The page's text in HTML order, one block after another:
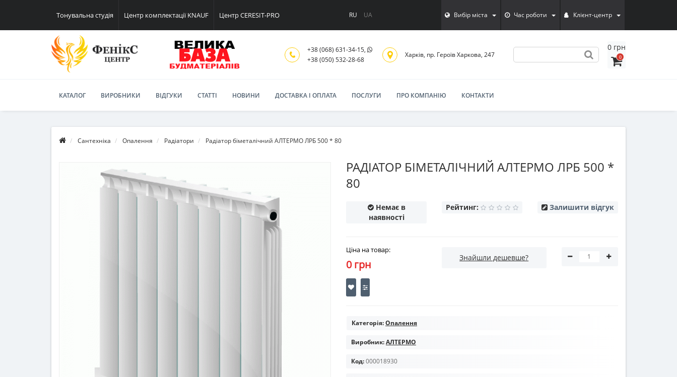
Тонувальна студія Центр комплектації KNAUF Центр CERESIT-PRO RU UA Вибір міста Час роботи Клієнт-центр
+38 (068) 631-34-15,
+38 (050) 532-28-68
Харків, пр. Героїв Харкова, 247
0 грн
0
КАТАЛОГ ВИРОБНИКИ ВІДГУКИ СТАТТІ НОВИНИ ДОСТАВКА І ОПЛАТА ПОСЛУГИ ПРО КОМПАНІЮ КОНТАКТИ
Сантехніка Опалення Радіатори Радіатор біметалічний АЛТЕРМО ЛРБ 500 * 80
РАДІАТОР БІМЕТАЛІЧНИЙ АЛТЕРМО ЛРБ 500 *
80
Немає в
наявності
Рейтинг: Залишити відгук
Ціна на товар:
0 грн
Знайшли дешевше?
Категорія:Опалення
Виробник:АЛТЕРМО
Код:000018930